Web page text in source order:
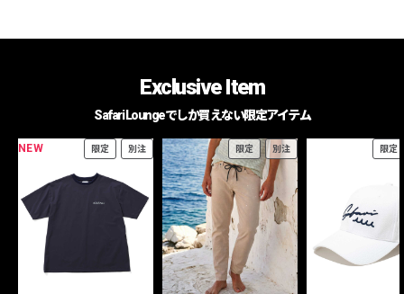
Exclusive Item
Safari Loungeでしか買えない限定アイテム
NEW 限定 別注 限定 別注 限定